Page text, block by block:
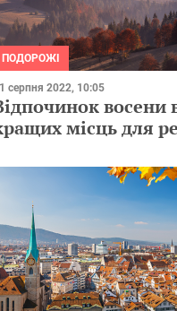
ПОДОРОЖІ
серпня 2022, 10:05
восени
місць для